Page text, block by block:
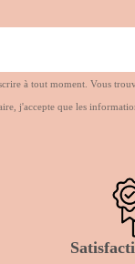
à tout moment. Vous
j'accepte que les